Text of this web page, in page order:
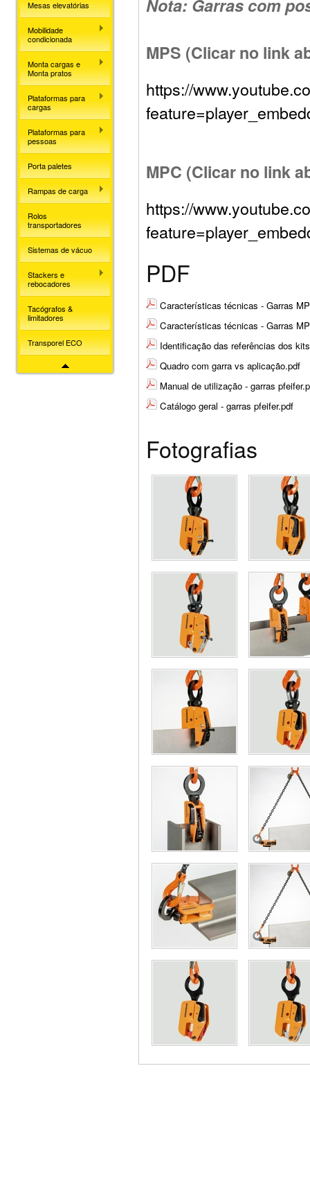
Mesas elevatórias
Mobilidade
condicionada
Monta cargas e
Monta pratos
Plataformas para
cargas
Plataformas para
pessoas
Porta paletes
Rampas de carga
Rolos
transportadores
Sistemas de vácuo
Stackers e
rebocadores
Tacógrafos &
limitadores
Transporel ECO
Nota: Garras com
MPS (Clicar no link
https://
MPC (Clicar no link
https://
PDF
Características técnicas - Garras
Características técnicas - Garras
Identificação das referências dos
Quadro com garra vs aplicação.pdf
Manual de utilização - garras
Catálogo geral - garras pfeifer.pdf
Fotografias